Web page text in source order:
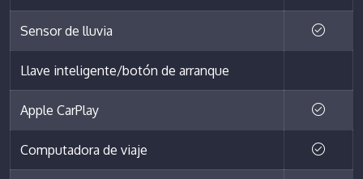
Sensor de lluvia
Llave inteligente/botón de arranque
Apple CarPlay
Computadora de viaje